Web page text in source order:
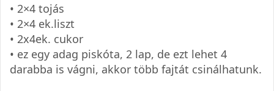
• 2×4 tojás
• 2×4 ek.liszt
• 2x4ek. cukor
• ez egy adag piskóta, 2 lap, de ezt lehet 4
darabba is vágni, akkor több fajtát csinálhatunk.